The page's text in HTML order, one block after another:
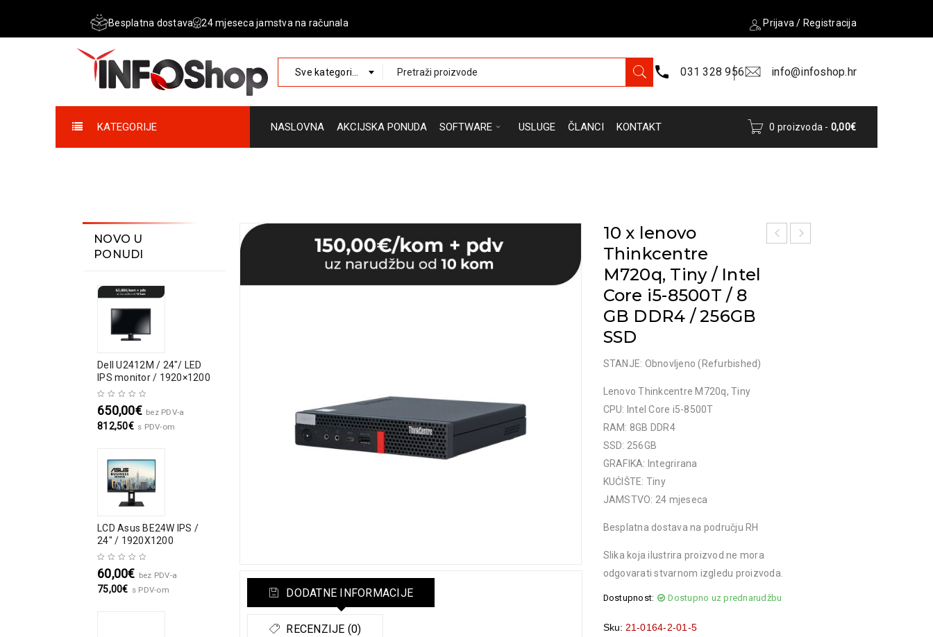
Besplatna dostava 24 mjeseca jamstva na računala Prijava / Registracija
Sve kategorije 031 328 956 info@infoshop.hr
KATEGORIJE NASLOVNA AKCIJSKA PONUDA SOFTWARE USLUGE ČLANCI KONTAKT 0 proizvoda - 0,00€
NOVO U
PONUDI
Dell U2412M / 24″/ LED
IPS monitor / 1920×1200
650,00€ bez PDV-a
812,50€ s PDV-om
LCD Asus BE24W IPS /
24" / 1920X1200
60,00€ bez PDV-a
75,00€ s PDV-om
10 x lenovo
Thinkcentre
M720q, Tiny / Intel
Core i5-8500T / 8
GB DDR4 / 256GB
SSD
STANJE: Obnovljeno (Refurbished)
Lenovo Thinkcentre M720q, Tiny
CPU: Intel Core i5-8500T
RAM: 8GB DDR4
SSD: 256GB
GRAFIKA: Integrirana
KUĆIŠTE: Tiny
JAMSTVO: 24 mjeseca
Besplatna dostava na području RH
Slika koja ilustrira proizvod ne mora
odgovarati stvarnom izgledu proizvoda.
Dostupnost: Dostupno uz prednarudžbu
Sku: 21-0164-2-01-5
DODATNE INFORMACIJE
RECENZIJE (0)